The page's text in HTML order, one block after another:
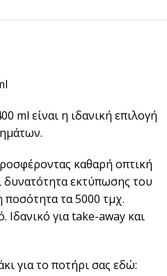
ml είναι η ιδανική επιλογή
καθαρή οπτική
δυνατότητα εκτύπωσης του
τα 5000 τμχ.
Ιδανικό για take-away και
για το ποτήρι σας εδώ: